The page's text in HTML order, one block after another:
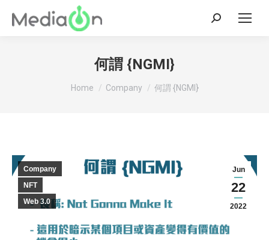
Search:
何謂 {NGMI}
You are here:
Home Company 何謂 {NGMI}
Jun
22
2022
Company
NFT
Web 3.0